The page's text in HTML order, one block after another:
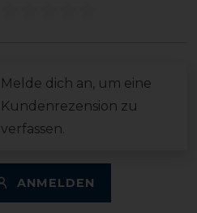
Melde dich an, um eine
Kundenrezension zu
verfassen.
ANMELDEN